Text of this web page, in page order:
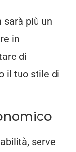
sarà più un
in
di
il tuo stile di
serve